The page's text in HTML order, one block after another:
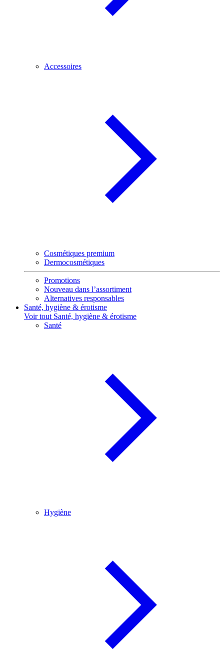
Accessoires
Cosmétiques premium
Dermocosmétiques
Promotions
Nouveau dans l’assortiment
Alternatives responsables
Santé, hygiène & érotisme
Voir tout Santé, hygiène & érotisme
Santé
Hygiène